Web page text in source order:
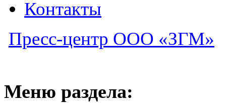
Контакты
Пресс-центр ООО «ЗГМ»
Меню раздела: